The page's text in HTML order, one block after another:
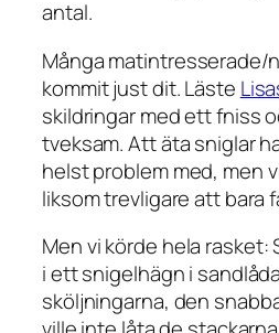
antal.
Många matintresserade/
kommit just dit. Läste
skildringar med ett fniss
tveksam. Att äta sniglar
helst problem med, men
liksom trevligare att bara
Men vi körde hela
i ett snigelhägn i
sköljningarna, den